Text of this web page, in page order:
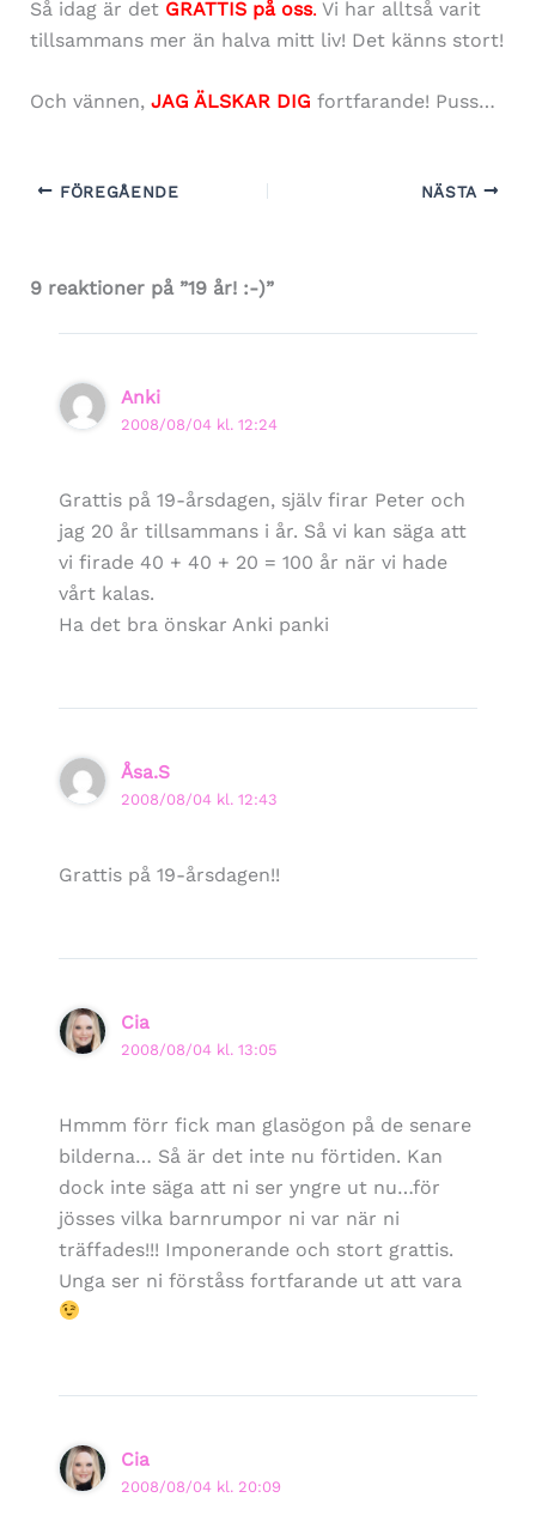
Så idag är det GRATTIS på oss. Vi har alltså varit
tillsammans mer än halva mitt liv! Det känns stort!
Och vännen, JAG ÄLSKAR DIG fortfarande! Puss…
FÖREGÅENDE NÄSTA
9 reaktioner på ”19 år! :-)”
Anki
2008/08/04 kl. 12:24
Grattis på 19-årsdagen, själv firar Peter och
jag 20 år tillsammans i år. Så vi kan säga att
vi firade 40 + 40 + 20 = 100 år när vi hade
vårt kalas.
Ha det bra önskar Anki panki
Åsa.S
2008/08/04 kl. 12:43
Grattis på 19-årsdagen!!
Cia
2008/08/04 kl. 13:05
Hmmm förr fick man glasögon på de senare
bilderna… Så är det inte nu förtiden. Kan
dock inte säga att ni ser yngre ut nu…för
jösses vilka barnrumpor ni var när ni
träffades!!! Imponerande och stort grattis.
Unga ser ni förståss fortfarande ut att vara
Cia
2008/08/04 kl. 20:09